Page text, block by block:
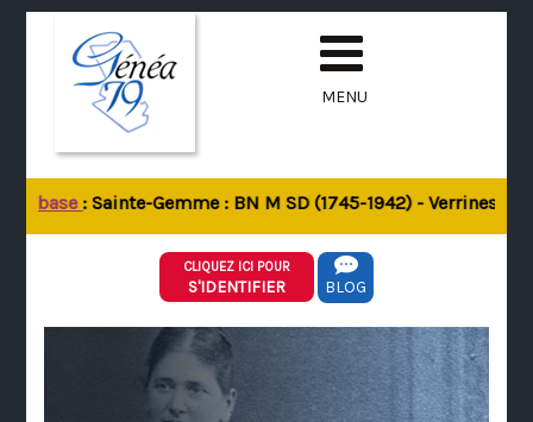
MENU
base: Sainte-Gemme : BN M SD (1745-1942) - Verrines-
CLIQUEZ ICI POUR
S'IDENTIFIER BLOG